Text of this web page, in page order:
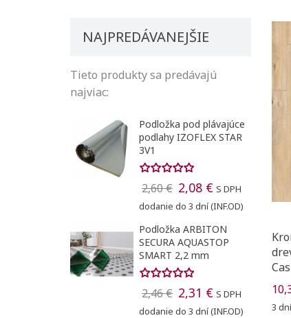
NAJPREDÁVANEJŠIE
Tieto produkty sa predávajú
najviac:
Podložka pod plávajúce
podlahy IZOFLEX STAR
3V1
2,60 € 2,08 € S DPH
dodanie do 3 dní (INF.OD)
Podložka ARBITON
SECURA AQUASTOP
SMART 2,2 mm
2,46 € 2,31 € S DPH
dodanie do 3 dní (INF.OD)
3
Meno
Na